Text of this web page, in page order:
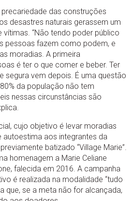
das construções
desastres naturais gerassem um
“Não tendo poder público
pessoas fazem como podem, e
moradias. A primeira
é ter o que comer e beber. Ter
segura vem depois. É uma questão
da população não tem
nessas circunstâncias são
cujo objetivo é levar moradias
autoestima aos integrantes da
batizado “Village Marie”.
homenagem a Marie Celiane
falecida em 2016. A campanha
é realizada na modalidade “tudo
que, se a meta não for alcançada,